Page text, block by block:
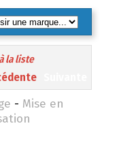
la liste
- Mise en